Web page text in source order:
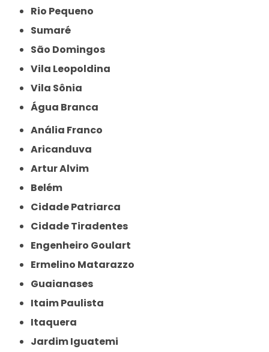
Rio Pequeno
Sumaré
São Domingos
Vila Leopoldina
Vila Sônia
Água Branca
Anália Franco
Aricanduva
Artur Alvim
Belém
Cidade Patriarca
Cidade Tiradentes
Engenheiro Goulart
Ermelino Matarazzo
Guaianases
Itaim Paulista
Itaquera
Jardim Iguatemi